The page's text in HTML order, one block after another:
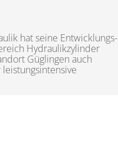
hat seine Entwicklungs-
Hydraulikzylinder
Güglingen auch